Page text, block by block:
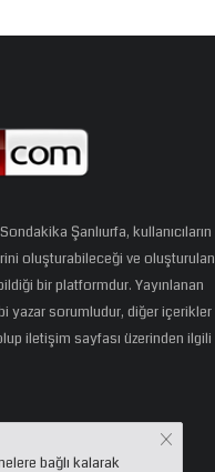
Şanlıurfa, kullanıcıların
oluşturabileceği ve oluşturulan
bir platformdur. Yayınlanan
yazar sorumludur, diğer içerikler
iletişim sayfası üzerinden ilgili
bağlı kalarak